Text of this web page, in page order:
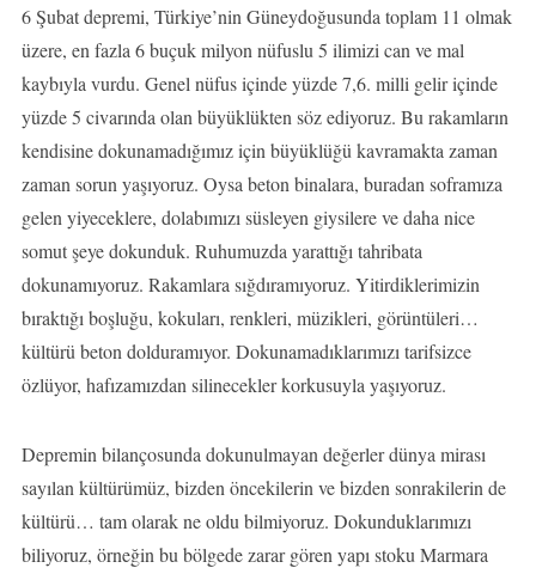
6 Şubat depremi, Türkiye’nin Güneydoğusunda toplam 11 olmak
üzere, en fazla 6 buçuk milyon nüfuslu 5 ilimizi can ve mal
kaybıyla vurdu. Genel nüfus içinde yüzde 7,6. milli gelir içinde
yüzde 5 civarında olan büyüklükten söz ediyoruz. Bu rakamların
kendisine dokunamadığımız için büyüklüğü kavramakta zaman
zaman sorun yaşıyoruz. Oysa beton binalara, buradan soframıza
gelen yiyeceklere, dolabımızı süsleyen giysilere ve daha nice
somut şeye dokunduk. Ruhumuzda yarattığı tahribata
dokunamıyoruz. Rakamlara sığdıramıyoruz. Yitirdiklerimizin
bıraktığı boşluğu, kokuları, renkleri, müzikleri, görüntüleri…
kültürü beton dolduramıyor. Dokunamadıklarımızı tarifsizce
özlüyor, hafızamızdan silinecekler korkusuyla yaşıyoruz.
Depremin bilançosunda dokunulmayan değerler dünya mirası
sayılan kültürümüz, bizden öncekilerin ve bizden sonrakilerin de
kültürü… tam olarak ne oldu bilmiyoruz. Dokunduklarımızı
biliyoruz, örneğin bu bölgede zarar gören yapı stoku Marmara